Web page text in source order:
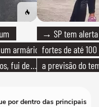
armário
fui de
→ SP tem
fortes de até
a previsão do
por dentro das principais